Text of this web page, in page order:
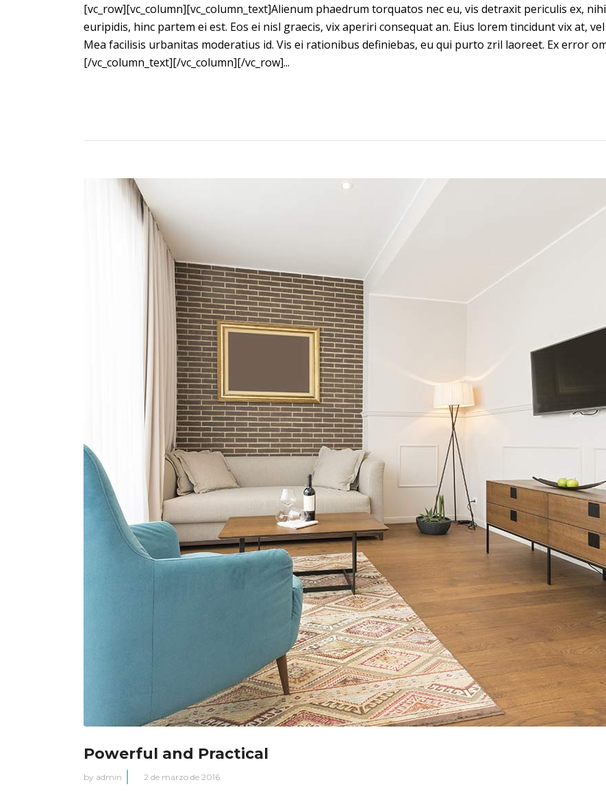
[vc_row][vc_column][vc_column_text]Alienum phaedrum torquatos nec eu, vis detraxit periculis ex,
euripidis, hinc partem ei est. Eos ei nisl graecis, vix aperiri consequat an. Eius lorem tincidunt vix at,
Mea facilisis urbanitas moderatius id. Vis ei rationibus definiebas, eu qui purto zril laoreet. Ex error
[/vc_column_text][/vc_column][/vc_row]...
Powerful and Practical
by admin 2 de marzo de 2016